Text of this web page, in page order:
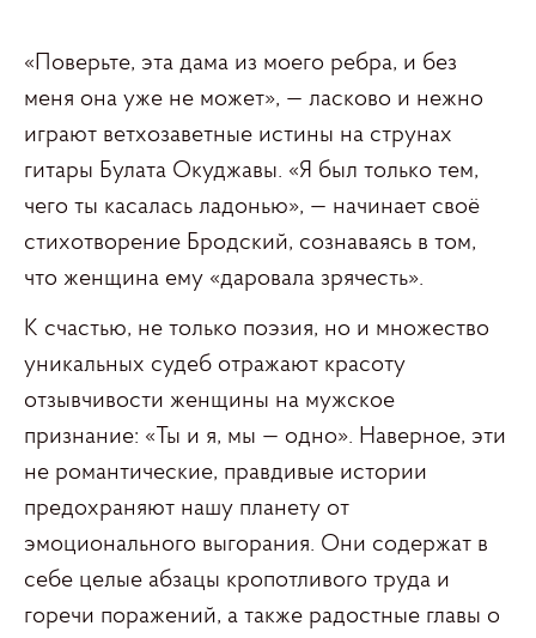
«Поверьте, эта дама из моего ребра, и без
меня она уже не может», — ласково и нежно
играют ветхозаветные истины на струнах
гитары Булата Окуджавы. «Я был только тем,
чего ты касалась ладонью», — начинает своё
стихотворение Бродский, сознаваясь в том,
что женщина ему «даровала зрячесть».
К счастью, не только поэзия, но и множество
уникальных судеб отражают красоту
отзывчивости женщины на мужское
признание: «Ты и я, мы — одно». Наверное, эти
не романтические, правдивые истории
предохраняют нашу планету от
эмоционального выгорания. Они содержат в
себе целые абзацы кропотливого труда и
горечи поражений, а также радостные главы о